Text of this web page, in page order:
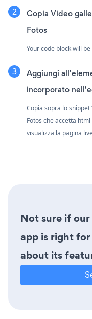
Copia Video
Fotos
Your code block will
Aggiungi
incorporato
Copia sopra lo
Fotos che accetta
visualizza la pagina
Not sure if
app is right
about its